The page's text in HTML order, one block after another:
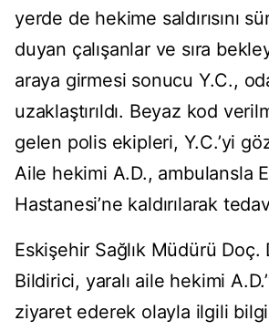
yerde de hekime saldırısını
duyan çalışanlar ve sıra
araya girmesi sonucu Y.C.,
uzaklaştırıldı. Beyaz kod
gelen polis ekipleri, Y.C.’yi
Aile hekimi A.D., ambulansla
Hastanesi’ne kaldırılarak
Eskişehir Sağlık Müdürü Doç.
Bildirici, yaralı aile hekimi
ziyaret ederek olayla ilgili bilgi